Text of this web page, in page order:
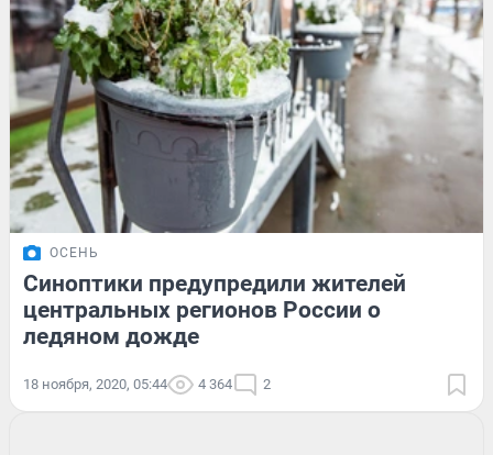
ОСЕНЬ
Синоптики предупредили жителей
центральных регионов России о
ледяном дожде
18 ноября, 2020, 05:44 4 364 2